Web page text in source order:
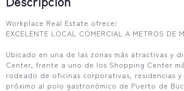
Workplace Real Estate ofrece:
EXCELENTE LOCAL COMERCIAL A METROS DE
Ubicado en una de las zonas más atractivas y
Center, frente a uno de los Shopping Center
rodeado de oficinas corporativas, residencias
próximo al polo gastronómico de Puerto de